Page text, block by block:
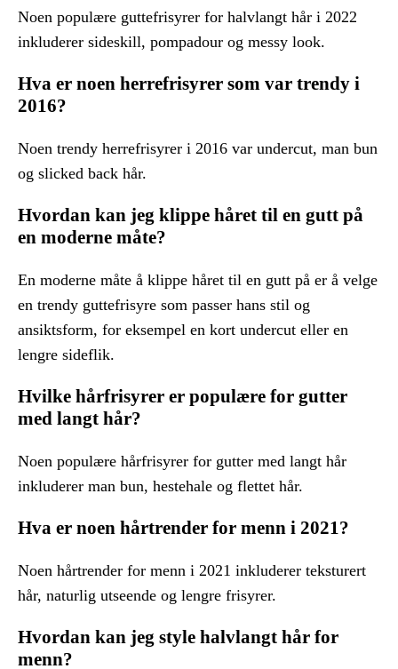
Noen populære guttefrisyrer for halvlangt hår i 2022
inkluderer sideskill, pompadour og messy look.
Hva er noen herrefrisyrer som var trendy i
2016?
Noen trendy herrefrisyrer i 2016 var undercut, man bun
og slicked back hår.
Hvordan kan jeg klippe håret til en gutt på
en moderne måte?
En moderne måte å klippe håret til en gutt på er å velge
en trendy guttefrisyre som passer hans stil og
ansiktsform, for eksempel en kort undercut eller en
lengre sideflik.
Hvilke hårfrisyrer er populære for gutter
med langt hår?
Noen populære hårfrisyrer for gutter med langt hår
inkluderer man bun, hestehale og flettet hår.
Hva er noen hårtrender for menn i 2021?
Noen hårtrender for menn i 2021 inkluderer teksturert
hår, naturlig utseende og lengre frisyrer.
Hvordan kan jeg style halvlangt hår for
menn?